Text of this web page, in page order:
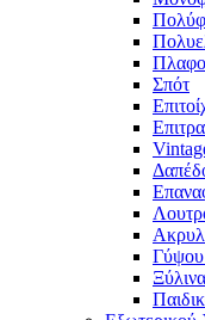
Σπότ
Γύψου